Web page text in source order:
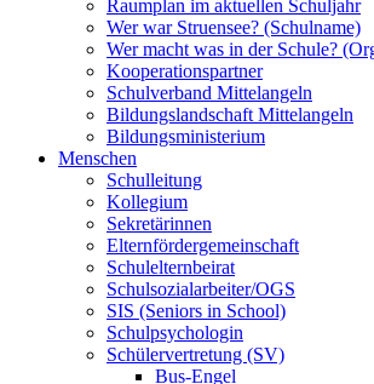
Raumplan im aktuellen Schuljahr
Wer war Struensee? (Schulname)
Wer macht was in der Schule?
Kooperationspartner
Schulverband Mittelangeln
Bildungslandschaft Mittelangeln
Bildungsministerium
Menschen
Schulleitung
Kollegium
Sekretärinnen
Elternfördergemeinschaft
Schulelternbeirat
Schulsozialarbeiter/OGS
SIS (Seniors in School)
Schulpsychologin
Schülervertretung (SV)
Bus-Engel